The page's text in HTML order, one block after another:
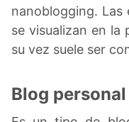
nanoblogging.
se visualizan en la
su vez suele ser
Blog personal